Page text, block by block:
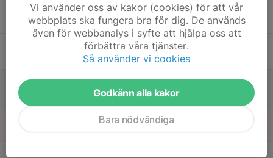
Lör
Vi använder oss av kakor (cookies) för att vår
webbplats ska fungera bra för dig. De används
även för webbanalys i syfte att hjälpa oss att
förbättra våra tjänster.
Så använder vi cookies
Godkänn alla kakor
Bara nödvändiga